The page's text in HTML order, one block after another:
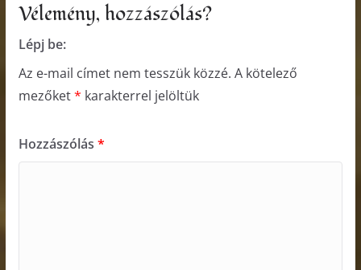
Vélemény, hozzászólás?
Lépj be:
Az e-mail címet nem tesszük közzé. A kötelező
mezőket* karakterrel jelöltük
Hozzászólás *